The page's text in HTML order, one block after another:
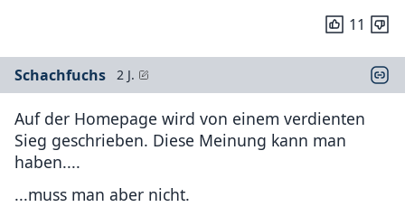
11
Schachfuchs 2 J.
Auf der Homepage wird von einem verdienten
Sieg geschrieben. Diese Meinung kann man
haben....
...muss man aber nicht.